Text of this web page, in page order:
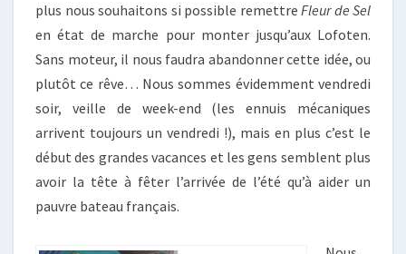
plus nous souhaitons si possible remettre Fleur de Sel
en état de marche pour monter jusqu’aux Lofoten.
Sans moteur, il nous faudra abandonner cette idée, ou
plutôt ce rêve… Nous sommes évidemment vendredi
soir, veille de week-end (les ennuis mécaniques
arrivent toujours un vendredi !), mais en plus c’est le
début des grandes vacances et les gens semblent plus
avoir la tête à fêter l’arrivée de l’été qu’à aider un
pauvre bateau français.